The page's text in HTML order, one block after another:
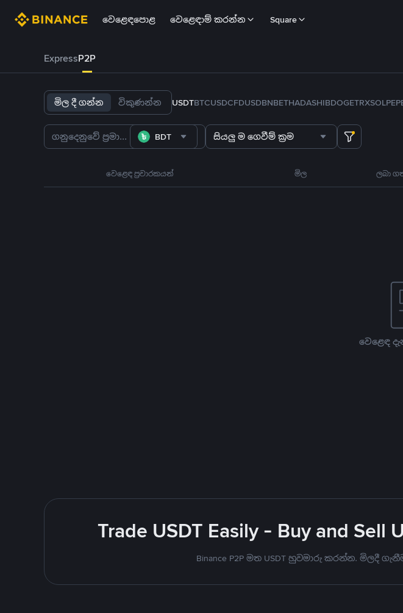
වෙළෙඳපොළ වෙළෙඳාම් කරන්න Square
ExpressP2P
මිල දී ගන්න විකුණන්න USDTBTCUSDCFDUSDBNBETHADASHIBDOGETRXSOL
BDT සියලු ම ගෙවීම් ක්‍රම
වෙළෙඳ ප්‍රචාරකයන් මිල ලබා
වෙළෙඳ
Trade USDT Easily - Buy and Sell
Binance P2P මත USDT හුවමාරු කරන්න. මිලදී